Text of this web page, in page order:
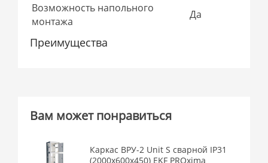
Возможность напольного
монтажа
Да
Преимущества
Вам может понравиться
Каркас ВРУ-2 Unit S сварной IP31
(2000х600х450) EKF PROxima